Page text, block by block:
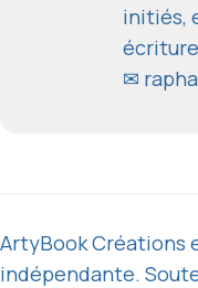
initiés,
✉
ArtyBook Créations
indépendante.